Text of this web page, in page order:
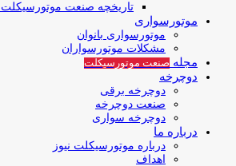
تاریخچه صنعت
موتورسواری
موتورسواری بانوان
مشکلات موتورسواران
مجله صنعت موتورسیکلت
دوچرخه
دوچرخه برقی
صنعت دوچرخه
دوچرخه سواری
درباره ما
درباره موتورسیکلت نیوز
اهداف